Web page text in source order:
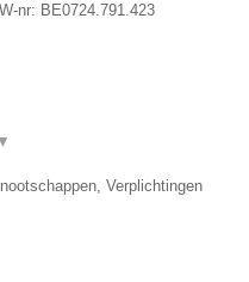
nr: BE0724.791.423
▼
Verplichtingen